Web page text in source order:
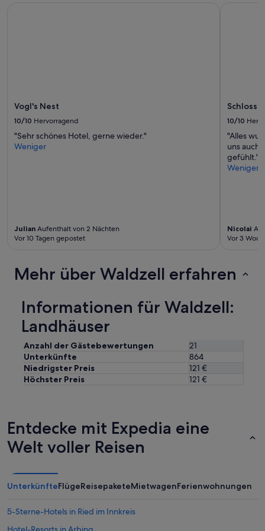
Vogl's Nest
10/10 Hervorragend
"Sehr schönes Hotel, gerne wieder."
Weniger
Julian Aufenthalt von 2 Nächten
Vor 10 Tagen gepostet
10/10
"Alles
uns auch
gefühlt."
Weniger
Nicolai
Vor 3
Mehr über Waldzell erfahren
Informationen für Waldzell:
Landhäuser
Anzahl der Gästebewertungen
21
Unterkünfte
864
Niedrigster Preis
121 €
Höchster Preis
121 €
Entdecke mit Expedia eine
Welt voller Reisen
UnterkünfteFlügeReisepaketeMietwagenFerienwohnungen
5-Sterne-Hotels in Ried im Innkreis